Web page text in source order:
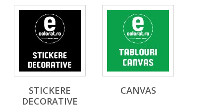
STICKERE
DECORATIVE
CANVAS